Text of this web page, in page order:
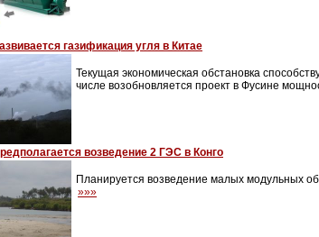
газификация угля в Китае
Текущая экономическая обстановка
числе возобновляется проект в Фусине
возведение 2 ГЭС в Конго
Планируется возведение малых модульных
»»»